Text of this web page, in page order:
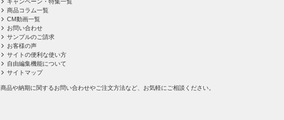
キャンペーン・特集一覧
商品コラム一覧
CM動画一覧
お問い合わせ
サンプルのご請求
お客様の声
サイトの便利な使い方
自由編集機能について
サイトマップ
商品や納期に関するお問い合わせやご注文方法など、お気軽にご相談ください。